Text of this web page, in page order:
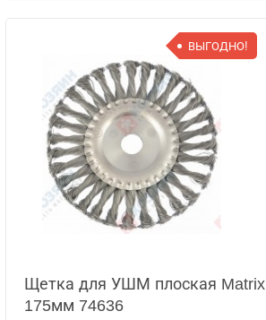
ВЫГОДНО!
Щетка для УШМ плоская Matrix
175мм 74636